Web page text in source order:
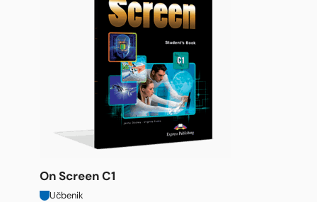
On Screen C1
Učbenik